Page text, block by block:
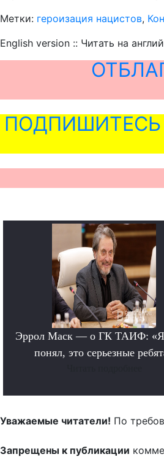
Метки: героизация нацистов,
English version :: Читать на
ПОДПИШИТЕСЬ
Эррол Маск — о ГК ТАИФ: «Я
понял, это серьезные
Уважаемые читатели! По
Запрещены к публикации